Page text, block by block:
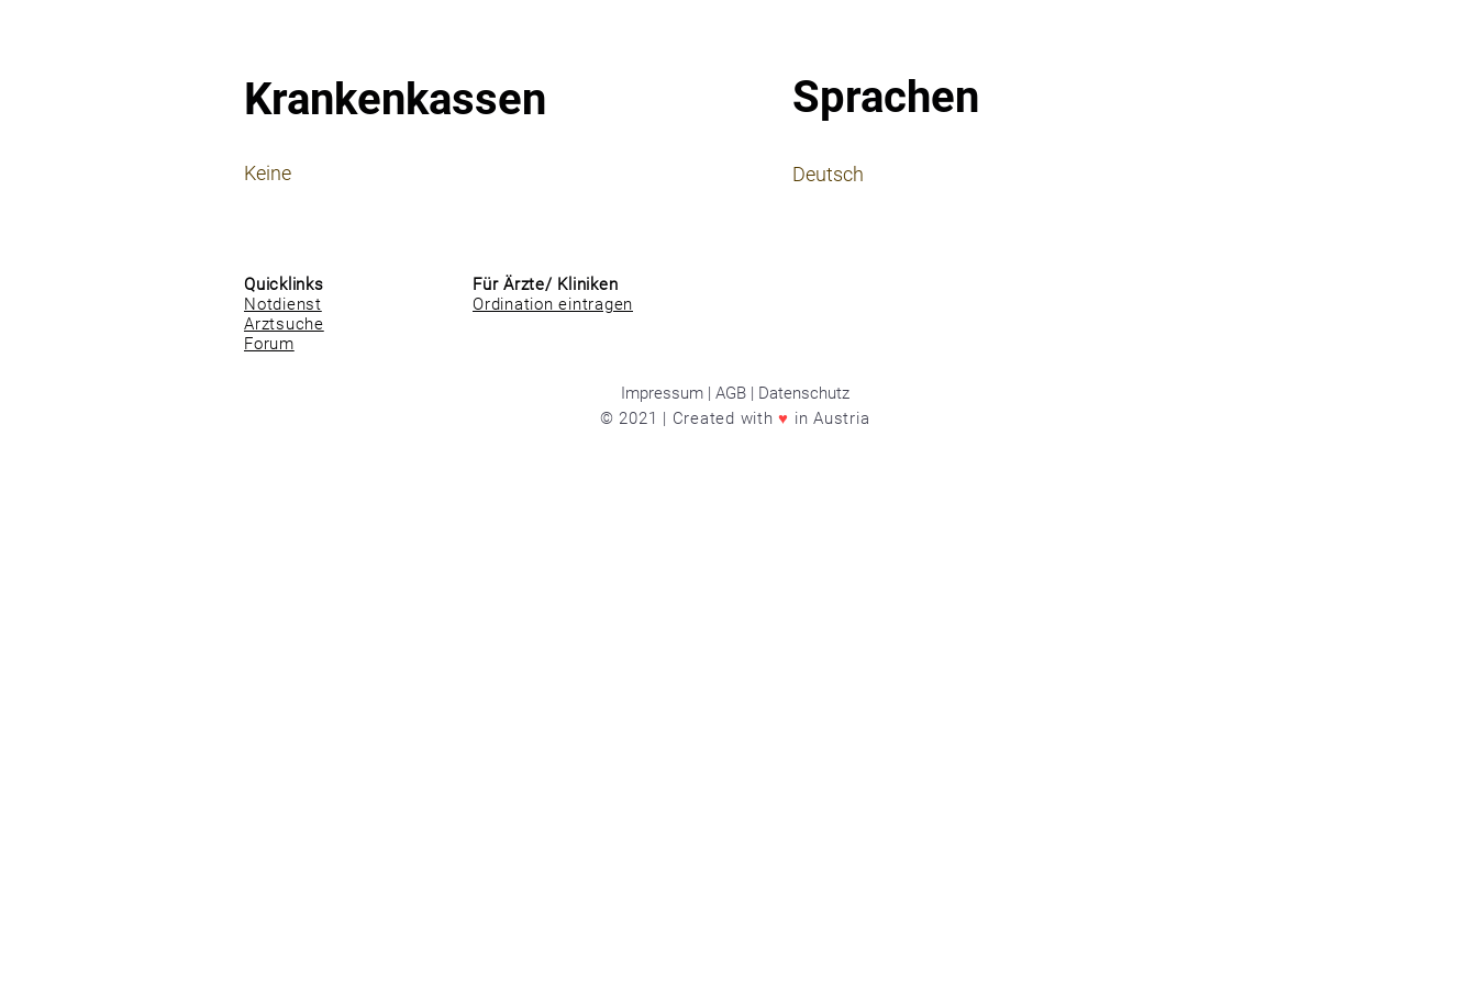
Krankenkassen
Keine
Sprachen
Deutsch
Quicklinks
Notdienst
Arztsuche
Forum
Für Ärzte/ Kliniken
Ordination eintragen
Impressum | AGB | Datenschutz
© 2021 | Created with♥ in Austria